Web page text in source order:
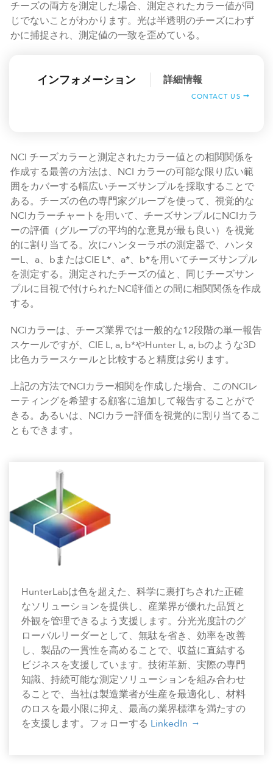
チーズの両方を測定した場合、測定されたカラー値が同
じでないことがわかります。光は半透明のチーズにわず
かに捕捉され、測定値の一致を歪めている。
インフォメーション 詳細情報
CONTACT US
NCI チーズカラーと測定されたカラー値との相関関係を
作成する最善の方法は、NCI カラーの可能な限り広い範
囲をカバーする幅広いチーズサンプルを採取することで
ある。チーズの色の専門家グループを使って、視覚的な
NCIカラーチャートを用いて、チーズサンプルにNCIカラ
ーの評価（グループの平均的な意見が最も良い）を視覚
的に割り当てる。次にハンターラボの測定器で、ハンタ
ーL、a、bまたはCIE L*、a*、b*を用いてチーズサンプル
を測定する。測定されたチーズの値と、同じチーズサン
プルに目視で付けられたNCI評価との間に相関関係を作成
する。
NCIカラーは、チーズ業界では一般的な12段階の単一報告
スケールですが、CIE L, a, b*やHunter L, a, bのような3D
比色カラースケールと比較すると精度は劣ります。
上記の方法でNCIカラー相関を作成した場合、このNCIレ
ーティングを希望する顧客に追加して報告することがで
きる。あるいは、NCIカラー評価を視覚的に割り当てるこ
ともできます。
HunterLabは色を超えた、科学に裏打ちされた正確
なソリューションを提供し、産業界が優れた品質と
外観を管理できるよう支援します。分光光度計のグ
ローバルリーダーとして、無駄を省き、効率を改善
し、製品の一貫性を高めることで、収益に直結する
ビジネスを支援しています。技術革新、実際の専門
知識、持続可能な測定ソリューションを組み合わせ
ることで、当社は製造業者が生産を最適化し、材料
のロスを最小限に抑え、最高の業界標準を満たすの
を支援します。フォローする LinkedIn